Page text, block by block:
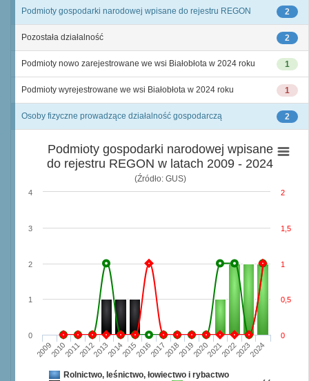
2
Podmioty gospodarki narodowej wpisane do rejestru REGON
2
Pozostała działalność
1
Podmioty nowo zarejestrowane we wsi Białobłota w 2024 roku
1
Podmioty wyrejestrowane we wsi Białobłota w 2024 roku
2
Osoby fizyczne prowadzące działalność gospodarczą
Podmioty gospodarki narodowej wpisane
do rejestru REGON w latach 2009 - 2024
(Źródło: GUS)
2009201020112012201320142015201620172018201920202021202220232024
0
1
2
3
4
0
0,5
1
1,5
2
Rolnictwo, leśnictwo, łowiectwo i rybactwo